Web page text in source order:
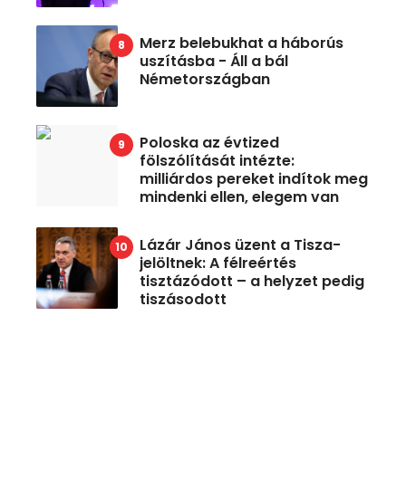
Merz belebukhat a háborús
uszításba - Áll a bál
Németországban
Poloska az évtized
fölszólítását intézte:
milliárdos pereket indítok meg
mindenki ellen, elegem van
Lázár János üzent a Tisza-
jelöltnek: A félreértés
tisztázódott – a helyzet pedig
tiszásodott